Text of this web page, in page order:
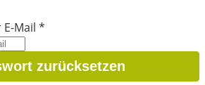
Mail *